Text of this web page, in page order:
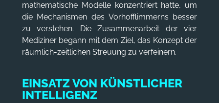
mathematische Modelle konzentriert hatte, um
die Mechanismen des Vorhofflimmerns besser
zu verstehen. Die Zusammenarbeit der vier
Mediziner begann mit dem Ziel, das Konzept der
räumlich-zeitlichen Streuung zu verfeinern.
EINSATZ VON KÜNSTLICHER
INTELLIGENZ